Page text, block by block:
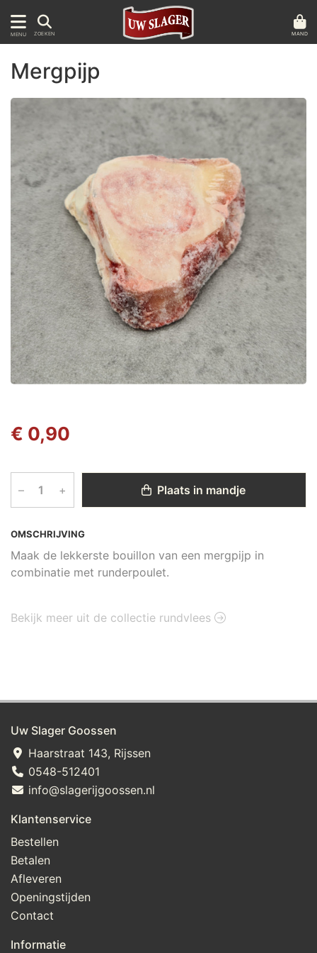
MENU ZOEKEN MAND
OMSCHRIJVING
Maak de lekkerste bouillon van een mergpijp in
combinatie met runderpoulet.
Mergpijp
€ 0,90
– + Plaats in mandje
Bekijk meer uit de collectie rundvlees
Uw Slager Goossen
Haarstraat 143, Rijssen
0548-512401
info@slagerijgoossen.nl
Klantenservice
Bestellen
Betalen
Afleveren
Openingstijden
Contact
Informatie